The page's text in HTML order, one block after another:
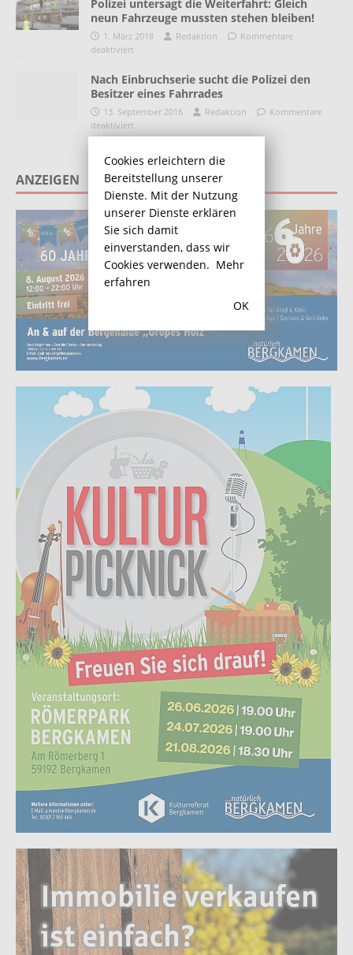
Polizei untersagt die Weiterfahrt: Gleich
neun Fahrzeuge mussten stehen bleiben!
1. März 2018 Redaktion
Kommentare
deaktiviert
Nach Einbruchserie sucht die Polizei den
Besitzer eines Fahrrades
13. September 2016 Redaktion
Kommentare
deaktiviert
ANZEIGEN
Cookies erleichtern die
Bereitstellung unserer
Dienste. Mit der Nutzung
unserer Dienste erklären
Sie sich damit
einverstanden, dass wir
Cookies verwenden. Mehr
erfahren
OK